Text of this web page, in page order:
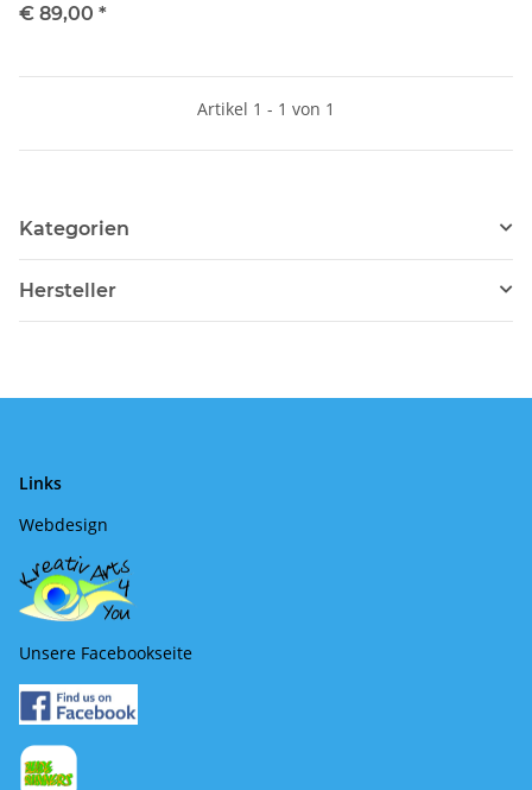
€ 89,00 *
Artikel 1 - 1 von 1
Kategorien
Hersteller
Links
Webdesign
Unsere Facebookseite